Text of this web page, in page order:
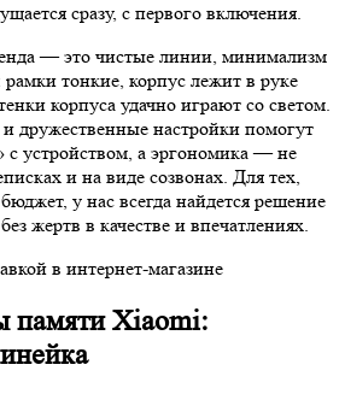
сразу, с первого включения.
— это чистые линии, минимализм
тонкие, корпус лежит в руке
корпуса удачно играют со светом.
дружественные настройки помогут
с устройством, а эргономика — не
и на виде созвонах. Для тех,
у нас всегда найдется решение
жертв в качестве и впечатлениях.
памяти Xiaomi: